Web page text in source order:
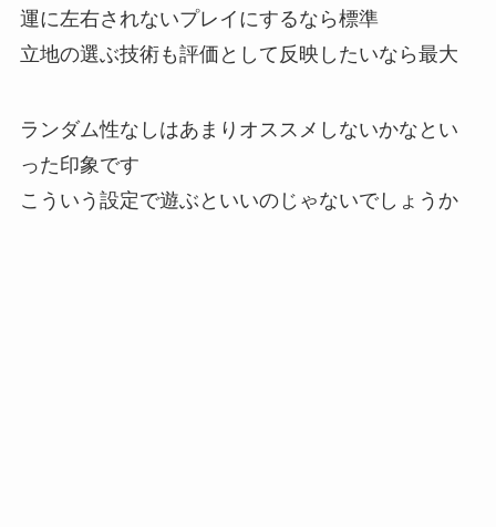
運に左右されないプレイにするなら標準
立地の選ぶ技術も評価として反映したいなら最大
ランダム性なしはあまりオススメしないかなとい
った印象です
こういう設定で遊ぶといいのじゃないでしょうか